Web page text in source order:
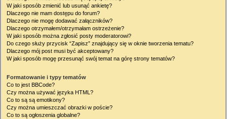
W jaki sposób zmienić lub usunąć ankietę?
Dlaczego nie mam dostępu do forum?
Dlaczego nie mogę dodawać załączników?
Dlaczego otrzymałem/otrzymałam ostrzeżenie?
W jaki sposób można zgłosić posty moderatorowi?
Do czego służy przycisk “Zapisz” znajdujący się w oknie tworzenia tematu?
Dlaczego mój post musi być akceptowany?
W jaki sposób mogę przesunąć swój temat na górę strony tematów?
Formatowanie i typy tematów
Co to jest BBCode?
Czy można używać języka HTML?
Co to są są emotikony?
Czy można umieszczać obrazki w poście?
Co to są ogłoszenia globalne?